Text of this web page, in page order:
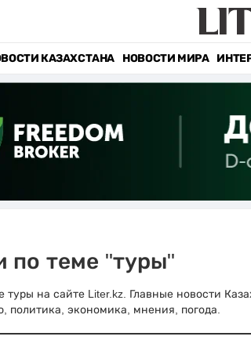
КАЗАХСТАНА НОВОСТИ МИРА
по теме "туры"
туры на сайте Liter.kz. Главные новости
политика, экономика, мнения, погода.